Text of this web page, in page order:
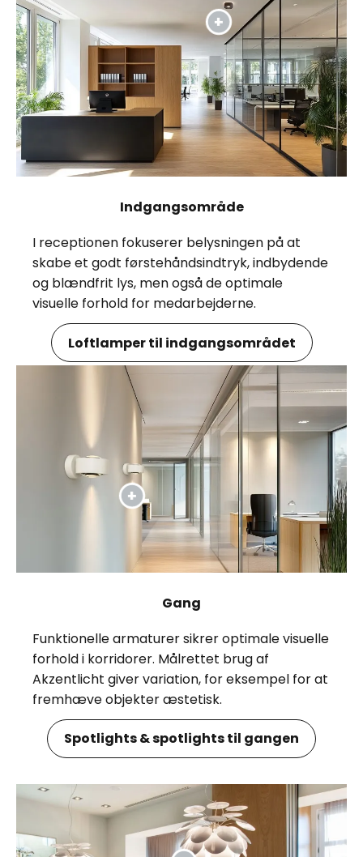
Indgangsområde
I receptionen fokuserer belysningen på at
skabe et godt førstehåndsindtryk, indbydende
og blændfrit lys, men også de optimale
visuelle forhold for medarbejderne.
Loftlamper til indgangsområdet
Gang
Funktionelle armaturer sikrer optimale visuelle
forhold i korridorer. Målrettet brug af
Akzentlicht giver variation, for eksempel for at
fremhæve objekter æstetisk.
Spotlights & spotlights til gangen